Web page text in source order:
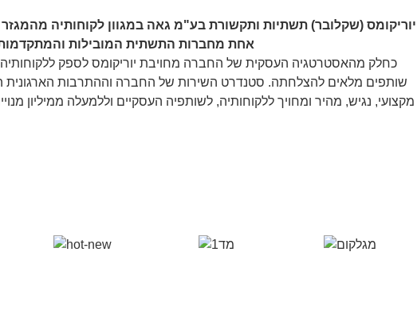
יוריקומס (שקלובר) תשתיות ותקשורת בע"מ גאה במגוון לקוחותיה מהמגזר
אחת מחברות התשתית המובילות
כחלק מהאסטרטגיה העסקית של החברה מחויבת יוריקומס לספק ללקוחותיה
שותפים מלאים להצלחתה. סטנדרט השירות של החברה וההתרבות
מקצועי, נגיש, מהיר ומחויך ללקוחותיה, לשותפיה העסקיים וללמעלה ממיליון